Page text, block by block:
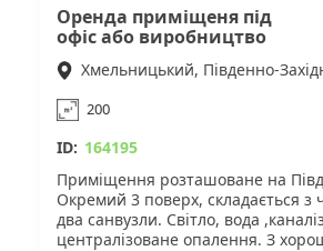
Оренда приміщеня під
офіс або виробництво
Хмельницький, Південно-
200
ID: 164195
Приміщення розташоване на
Окремий 3 поверх, складається з
два санвузли. Світло, вода
централізоване опалення. З